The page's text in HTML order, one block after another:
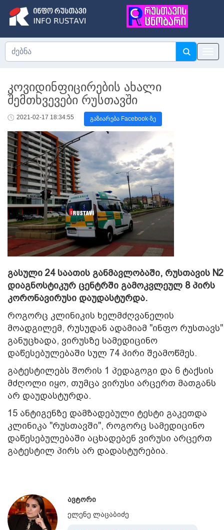
კოვიდინფიცირების ახალი
შემთხვევები რუსთავში
2021-02-17 18:34:55 გაზიარება Facebook-ზე
გასული 24 საათის განმავლობაში, რუსთავის N2
დიაგნოსტიკურ ცენტრში გამოკვლეულ 8 პირს
კორონავირუსი დაუდასტურდა.
როგორც კლინიკის ხელმძღვანელის
მოადგილემ, რუსუდან ადამიამ "ინფო რუსთავს"
განუცხადა, ვირუსზე სამედიცინო
დაწესებულებაში სულ 74 პირი შეამოწმეს.
გატესტილებს შორის 1 პედაგოგი და 6 ტაქსის
მძღოლი იყო, თუმცა ვირუსი არცერთ მათგანს
არ დაუდასტურდა.
15 ანტიგენზე დამზადებული ტესტი გაკეთდა
კლინიკა "რუსთავში", როგორც სამედიცინო
დაწესებულებაში აცხადებენ ვირუსი არცერთ
გატესტილ პირს არ დადასტურებია.
ავტორი
ელენე ლაცაბიძე